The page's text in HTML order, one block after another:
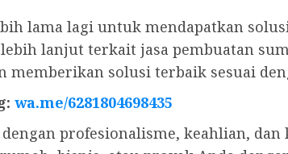
lama lagi untuk mendapatkan
lanjut terkait jasa pembuatan
memberikan solusi terbaik sesuai
wa.me/6281804698435
profesionalisme, keahlian,